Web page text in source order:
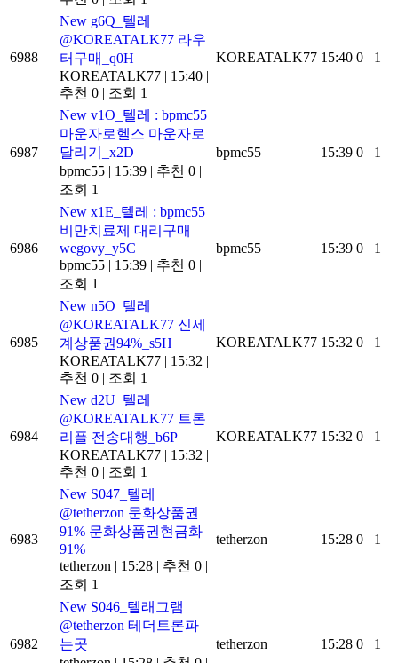
6988
New g6Q_텔레
@KOREATALK77 라우
터구매_q0H
KOREATALK77 | 15:40 |
추천 0 | 조회 1
KOREATALK77 15:40 0 1
6987
New v1O_텔레 : bpmc55
마운자로헬스 마운자로
달리기_x2D
bpmc55 | 15:39 | 추천 0 |
조회 1
bpmc55 15:39 0 1
6986
New x1E_텔레 : bpmc55
비만치료제 대리구매
wegovy_y5C
bpmc55 | 15:39 | 추천 0 |
조회 1
bpmc55 15:39 0 1
6985
New n5O_텔레
@KOREATALK77 신세
계상품권94%_s5H
KOREATALK77 | 15:32 |
추천 0 | 조회 1
KOREATALK77 15:32 0 1
6984
New d2U_텔레
@KOREATALK77 트론
리플 전송대행_b6P
KOREATALK77 | 15:32 |
추천 0 | 조회 1
KOREATALK77 15:32 0 1
6983
New S047_텔레
@tetherzon 문화상품권
91% 문화상품권현금화
91%
tetherzon | 15:28 | 추천 0 |
조회 1
tetherzon 15:28 0 1
6982
New S046_텔래그램
@tetherzon 테더트론파
는곳
tetherzon 15:28 0 1